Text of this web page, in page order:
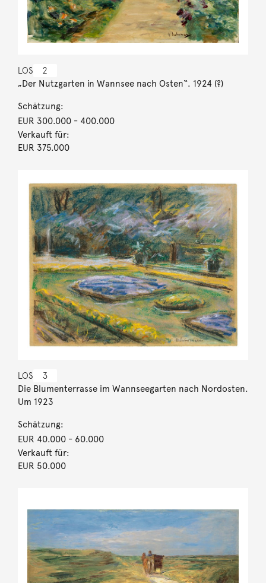
LOS 2
„Der Nutzgarten in Wannsee nach Osten“. 1924 (?)
Schätzung:
EUR 300.000- 400.000
Verkauft für:
EUR 375.000
LOS 3
Die Blumenterrasse im Wannseegarten nach Nordosten.
Um 1923
Schätzung:
EUR 40.000- 60.000
Verkauft für:
EUR 50.000